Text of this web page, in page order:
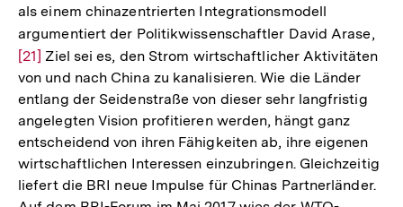
als einem chinazentrierten Integrationsmodell
argumentiert der Politikwissenschaftler David Arase,
[21] Ziel sei es, den Strom wirtschaftlicher Aktivitäten
von und nach China zu kanalisieren. Wie die Länder
entlang der Seidenstraße von dieser sehr langfristig
angelegten Vision profitieren werden, hängt ganz
entscheidend von ihren Fähigkeiten ab, ihre eigenen
wirtschaftlichen Interessen einzubringen. Gleichzeitig
liefert die BRI neue Impulse für Chinas Partnerländer.